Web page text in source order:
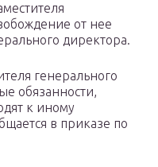
от нее
директора.
генерального
обязанности,
к иному
в приказе по